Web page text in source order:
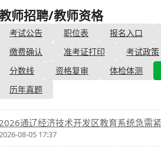
成绩查询
分数线
资格复审
面试补录
历年真题
教师资格/
国企/银行考
师招聘/教师资格- 面试补录
考试公告 职位表 报名入口
缴费确认
准考证打印 考试政策
分数线
资格复审 体检体测
历年真题
08-05 17:37